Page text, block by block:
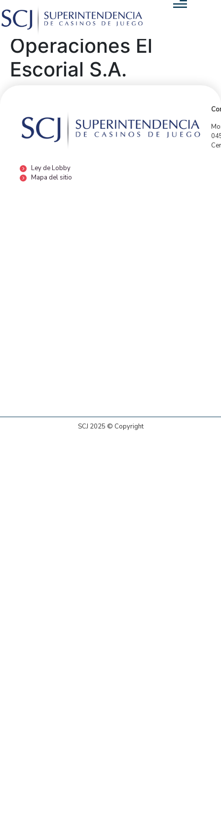
Operaciones El
Escorial S.A.
Ley de Lobby
Mapa del sitio
SCJ 2025 © Copyright